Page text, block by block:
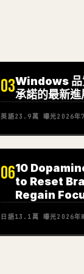
03Windows 品
承諾的最新進
英語23.9萬 曝光2026年
0610
to Reset
Regain
日語13.1萬 曝光2026年